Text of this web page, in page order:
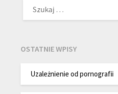
OSTATNIE WPISY
Uzależnienie od pornografii